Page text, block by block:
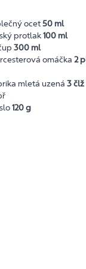
ocet50 ml
protlak100 ml
300 ml
omáčka2
mletá uzená3 člž
120 g